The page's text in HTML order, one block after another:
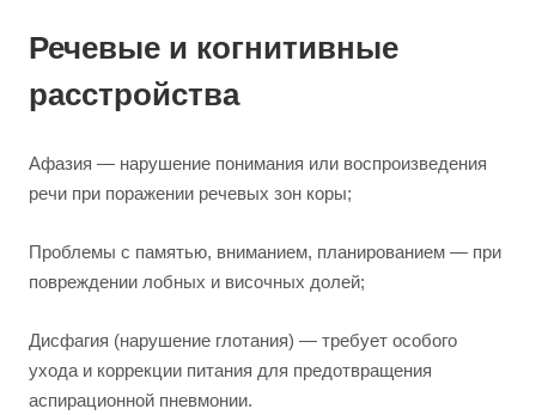
Речевые и когнитивные
расстройства
Афазия — нарушение понимания или воспроизведения
речи при поражении речевых зон коры;
Проблемы с памятью, вниманием, планированием — при
повреждении лобных и височных долей;
Дисфагия (нарушение глотания) — требует особого
ухода и коррекции питания для предотвращения
аспирационной пневмонии.